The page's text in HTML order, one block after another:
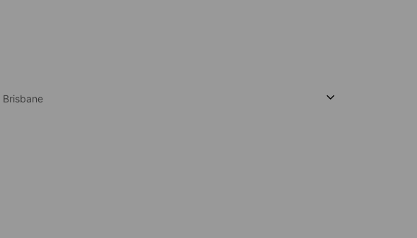
Brisbane